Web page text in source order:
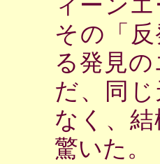
その「
る発見
だ、同
なく、
驚いた。